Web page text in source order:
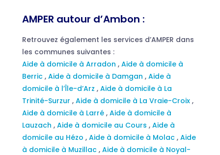
AMPER autour d’Ambon :
Retrouvez également les services d’AMPER dans
les communes suivantes :
Aide à domicile à Arradon , Aide à domicile à
Berric , Aide à domicile à Damgan , Aide à
domicile à l’Île-d’Arz , Aide à domicile à La
Trinité-Surzur , Aide à domicile à La Vraie-Croix ,
Aide à domicile à Larré , Aide à domicile à
Lauzach , Aide à domicile au Cours , Aide à
domicile au Hézo , Aide à domicile à Molac , Aide
à domicile à Muzillac , Aide à domicile à Noyal-